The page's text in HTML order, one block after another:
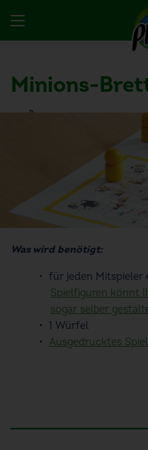
Minions-
1 Nutzer fand diesen
Was wird benötigt:
für jeden Mitspieler
Spielfiguren könnt
sogar selber
1 Würfel
Ausgedrucktes